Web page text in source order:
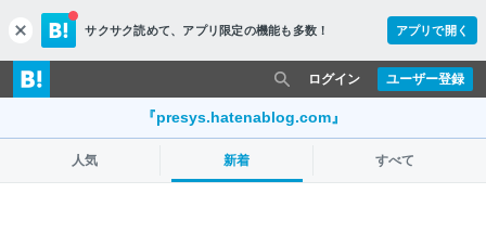
c
l
o
s
サクサク読めて、 アプリ限定の機能も多数！ アプリで開く
ユーザー登録
ログイン
『presys.hatenablog.com』
人気 新着 すべて